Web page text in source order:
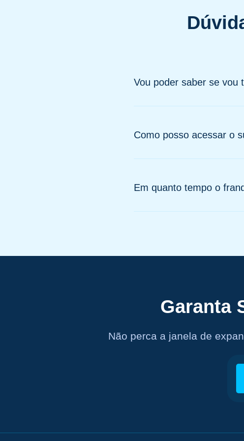
Vou poder saber se vou
Como posso acessar o
Em quanto tempo o
Garanta
Não perca a janela de